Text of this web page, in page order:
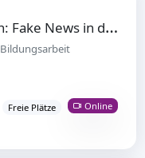
P
lanspiel-Fortbildung in Englisch: Fake News in der EU
Freie Plätze Online